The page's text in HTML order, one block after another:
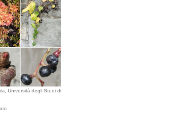
Università degli Studi di